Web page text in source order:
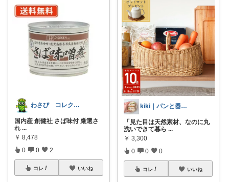
わさび コレクションもご利用ください
国内産 創健社 さば味付 厳選さ
れ ...
￥ 8,478
0 0 2
コレ いいね
kiki｜パンと器で整う暮らし
「見た目は天然素材、なのに丸
洗いできて暮ら ...
￥ 3,300
0 0 0
コレ いいね